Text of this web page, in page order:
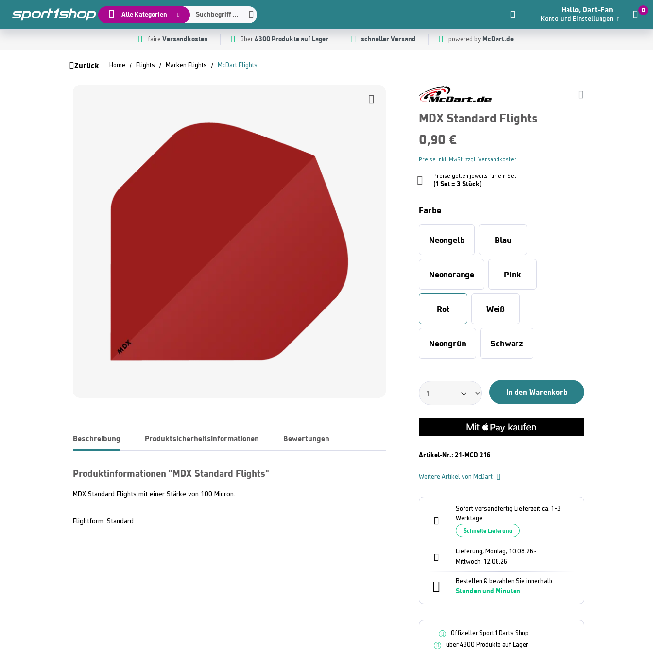
Alle Kategorien Suchbegriff ...
Hallo, Dart-Fan
Konto und Einstellungen
0
faire Versandkosten über 4300 Produkte auf Lager schneller Versand powered by McDart.de
Zurück Home Flights Marken Flights McDart Flights
Beschreibung Produktsicherheitsinformationen Bewertungen
Produktinformationen "MDX Standard Flights"
MDX Standard Flights mit einer Stärke von 100 Micron.
Flightform: Standard
MDX Standard Flights
0,90 €
Preise inkl. MwSt. zzgl. Versandkosten
Preise gelten jeweils für ein Set
(1 Set = 3 Stück)
Farbe
Neongelb Blau
Neonorange Pink
Rot Weiß
Neongrün Schwarz
In den Warenkorb
Artikel-Nr.: 21-MCD 216
Weitere Artikel von McDart
Sofort versandfertig Lieferzeit ca. 1-3
Werktage
Schnelle Lieferung
Lieferung, Montag, 10.08.26 -
Mittwoch, 12.08.26
Bestellen & bezahlen Sie innerhalb
Stunden und Minuten
Offizieller Sport1 Darts Shop
über 4300 Produkte auf Lager